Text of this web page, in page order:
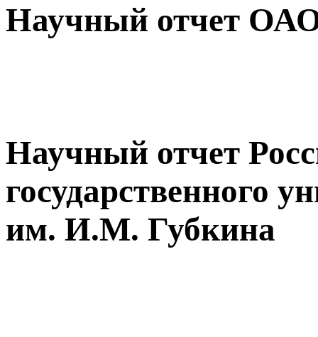
Научный отчет
Научный отчет
государственного
им. И.М. Губкина